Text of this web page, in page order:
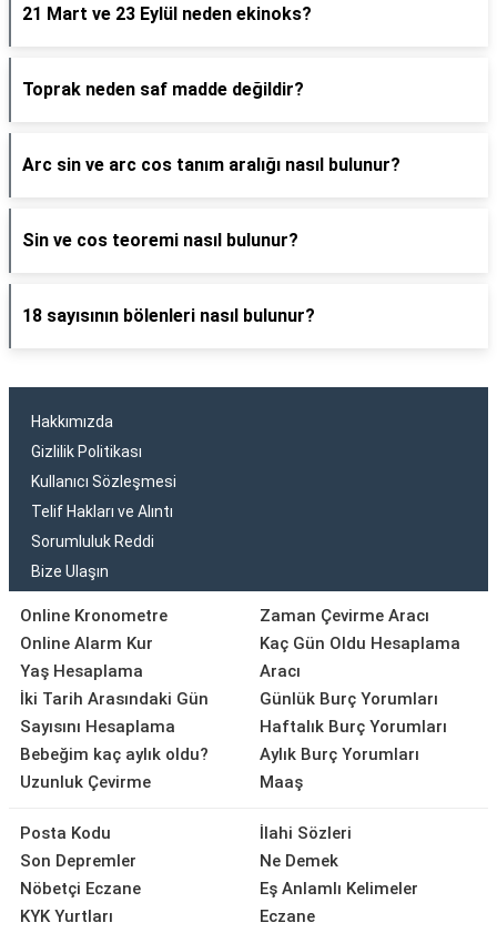
21 Mart ve 23 Eylül neden ekinoks?
Toprak neden saf madde değildir?
Arc sin ve arc cos tanım aralığı nasıl bulunur?
Sin ve cos teoremi nasıl bulunur?
18 sayısının bölenleri nasıl bulunur?
Hakkımızda
Gizlilik Politikası
Kullanıcı Sözleşmesi
Telif Hakları ve Alıntı
Sorumluluk Reddi
Bize Ulaşın
Online Kronometre
Online Alarm Kur
Yaş Hesaplama
İki Tarih Arasındaki Gün
Sayısını Hesaplama
Bebeğim kaç aylık oldu?
Uzunluk Çevirme
Zaman Çevirme Aracı
Kaç Gün Oldu Hesaplama
Aracı
Günlük Burç Yorumları
Haftalık Burç Yorumları
Aylık Burç Yorumları
Maaş
Posta Kodu
Son Depremler
Nöbetçi Eczane
KYK Yurtları
İlahi Sözleri
Ne Demek
Eş Anlamlı Kelimeler
Eczane